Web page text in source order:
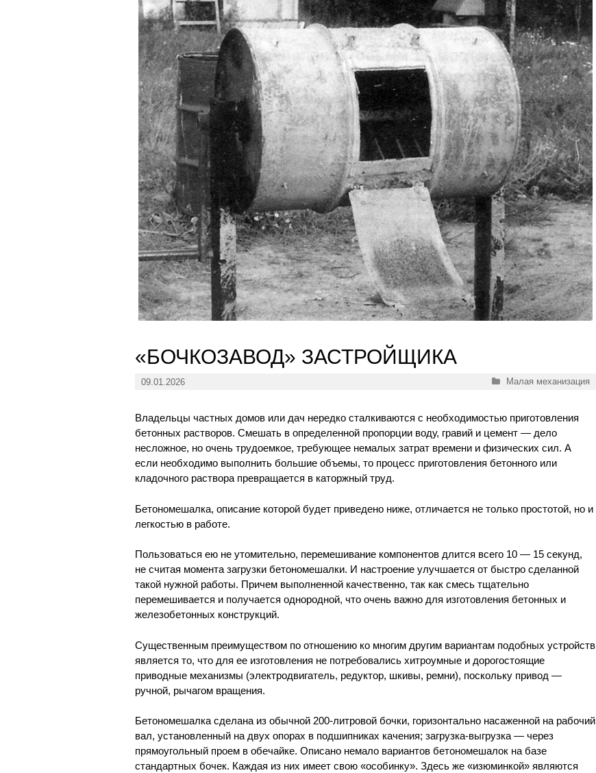
«БОЧКОЗАВОД» ЗАСТРОЙЩИКА
09.01.2026 Рубрики
Малая механизация
Владельцы частных домов или дач нередко сталкиваются с необходимостью приготовления
бетонных растворов. Смешать в определенной пропорции воду, гравий и цемент — дело
несложное, но очень трудоемкое, требующее немалых затрат времени и физических сил. А
если необходимо выполнить большие объемы, то процесс приготовления бетонного или
кладочного раствора превращается в каторжный труд.
Бетономешалка, описание которой будет приведено ниже, отличается не только простотой, но и
легкостью в работе.
Пользоваться ею не утомительно, перемешивание компонентов длится всего 10 — 15 секунд,
не считая момента загрузки бетономешалки. И настроение улучшается от быстро сделанной
такой нужной работы. Причем выполненной качественно, так как смесь тщательно
перемешивается и получается однородной, что очень важно для изготовления бетонных и
железобетонных конструкций.
Существенным преимуществом по отношению ко многим другим вариантам подобных устройств
является то, что для ее изготовления не потребовались хитроумные и дорогостоящие
приводные механизмы (электродвигатель, редуктор, шкивы, ремни), поскольку привод —
ручной, рычагом вращения.
Бетономешалка сделана из обычной 200-литровой бочки, горизонтально насаженной на рабочий
вал, установленный на двух опорах в подшипниках качения; загрузка-выгрузка — через
прямоугольный проем в обечайке. Описано немало вариантов бетономешалок на базе
стандартных бочек. Каждая из них имеет свою «особинку». Здесь же «изюминкой» являются